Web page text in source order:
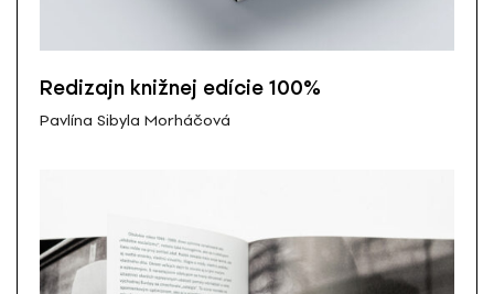
Redizajn knižnej edície 100%
Pavlína Sibyla Morháčová